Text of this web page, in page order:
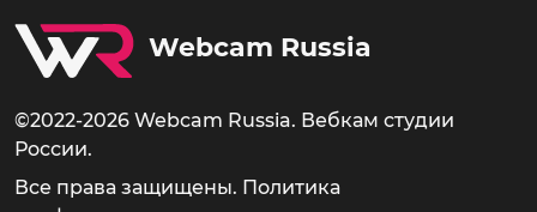
Webcam Russia
©2022-2026 Webcam Russia. Вебкам студии
России.
Все права защищены. Политика